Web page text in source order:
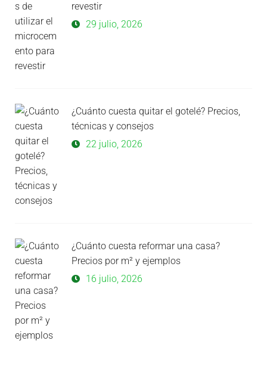
revestir
29 julio, 2026
¿Cuánto cuesta quitar el gotelé? Precios,
técnicas y consejos
22 julio, 2026
¿Cuánto cuesta reformar una casa?
Precios por m² y ejemplos
16 julio, 2026